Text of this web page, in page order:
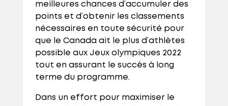
meilleures chances d’accumuler des
points et d’obtenir les classements
nécessaires en toute sécurité pour
que le Canada ait le plus d’athlètes
possible aux Jeux olympiques 2022
tout en assurant le succès à long
terme du programme.
Dans un effort pour maximiser le